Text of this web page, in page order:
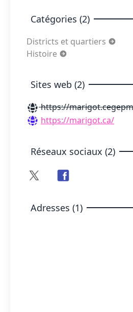
Catégories (2)
Districts et quartiers
Histoire
Sites web (2)
https://
https://marigot.ca/
Réseaux sociaux (2)
Adresses (1)